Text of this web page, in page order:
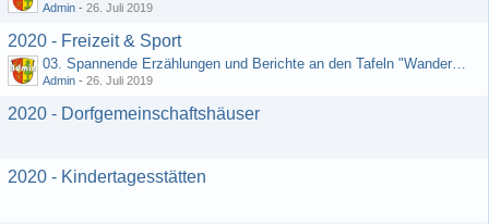
Admin - 26. Juli 2019
2020 - Freizeit & Sport
03. Spannende Erzählungen und Berichte an den Tafeln "Wandernetz Wisper Trails"
Admin - 26. Juli 2019
2020 - Dorfgemeinschaftshäuser
2020 - Kindertagesstätten